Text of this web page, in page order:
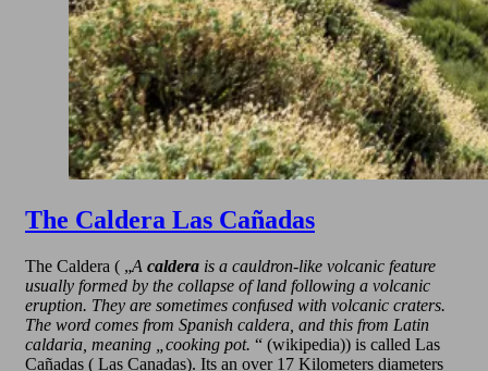
The Caldera Las Cañadas
The Caldera ( „A caldera is a cauldron-like volcanic feature
usually formed by the collapse of land following a volcanic
eruption. They are sometimes confused with volcanic craters.
The word comes from Spanish caldera , and this from Latin
caldaria , meaning „cooking pot. “ (wikipedia)) is called Las
Cañadas ( Las Canadas). Its an over 17 Kilometers diameters